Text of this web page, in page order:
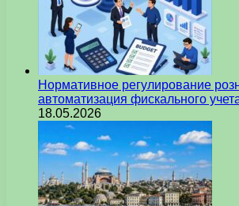
Нормативное регулирование
автоматизация фискального
18.05.2026